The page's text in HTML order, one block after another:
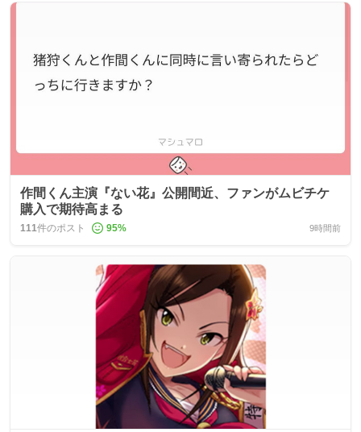
作間くん主演『ない花』公開間近、ファンがムビチケ
購入で期待高まる
111件のポスト 95% 9時間前